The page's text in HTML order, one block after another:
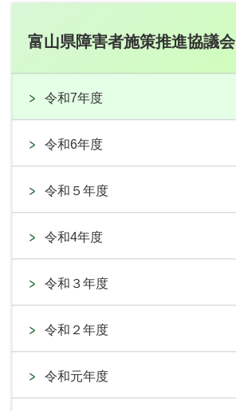
富山県障害者施策推進協議会
令和7年度
令和6年度
令和５年度
令和4年度
令和３年度
令和２年度
令和元年度